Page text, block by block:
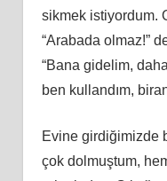
sikmek istiyordum.
“Arabada olmaz!”
“Bana gidelim,
ben kullandım,
Evine girdiğimizde
çok dolmuştum,